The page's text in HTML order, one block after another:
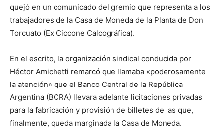
quejó en un comunicado del gremio que representa a los
trabajadores de la Casa de Moneda de la Planta de Don
Torcuato (Ex Ciccone Calcográfica).
En el escrito, la organización sindical conducida por
Héctor Amichetti remarcó que llamaba «poderosamente
la atención» que el Banco Central de la República
Argentina (BCRA) llevara adelante licitaciones privadas
para la fabricación y provisión de billetes de las que,
finalmente, queda marginada la Casa de Moneda.